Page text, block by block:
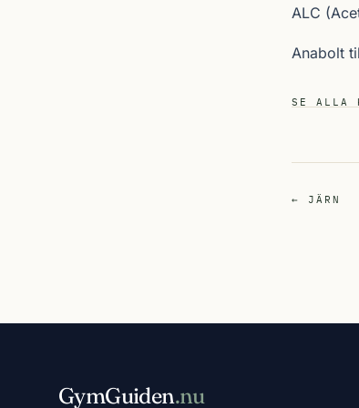
ALC
Anabolt
SE ALLA
← JÄRN
GymGuiden.nu